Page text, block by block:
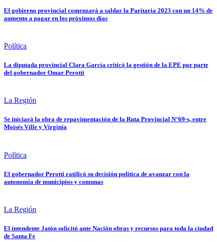
El gobierno provincial comenzará a saldar la Paritaria 2023 con un 14% de
aumento a pagar en los próximos días
Política
La diputada provincial Clara García criticó la gestión de la EPE por parte
del gobernador Omar Perotti
La Región
Se iniciará la obra de repavimentación de la Ruta Provincial N°69-s, entre
Moisés Ville y Virginia
Política
El gobernador Perotti ratificó su decisión política de avanzar con la
autonomía de municipios y comunas
La Región
El intendente Jatón solicitó ante Nación obras y recursos para toda la ciudad
de Santa Fe